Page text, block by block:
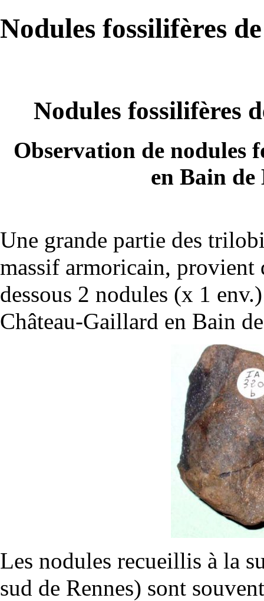
Nodules fossilifères
Nodules fossilifères
Observation de nodules
en Bain
Une grande partie des
massif armoricain,
dessous 2 nodules (x 1
Château-Gaillard en Bain
Les nodules recueillis à la
sud de Rennes) sont